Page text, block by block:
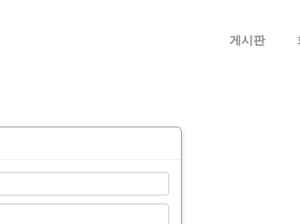
게시판